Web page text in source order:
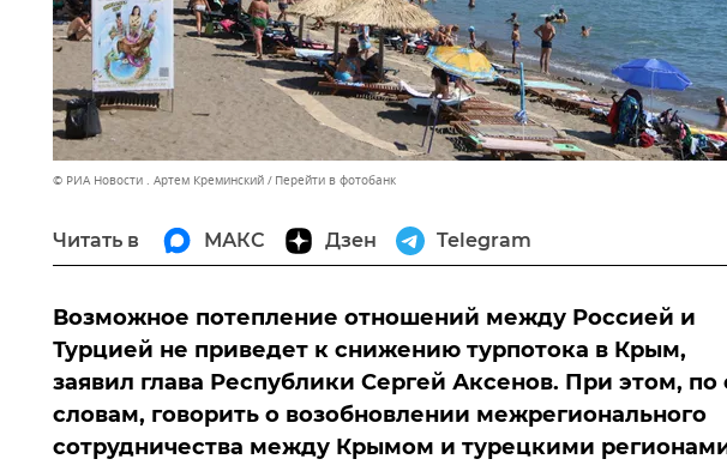
© РИА Новости . Артем Креминский Перейти в фотобанк
Читать в МАКС Дзен Telegram
Возможное потепление отношений между Россией и
Турцией не приведет к снижению турпотока в Крым,
заявил глава Республики Сергей Аксенов. При этом, по
словам, говорить о возобновлении межрегионального
сотрудничества между Крымом и турецкими